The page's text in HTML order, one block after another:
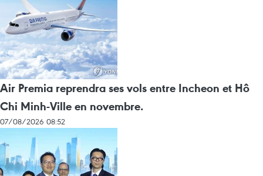
Air Premia reprendra ses vols entre Incheon et Hô
Chi Minh-Ville en novembre.
07/08/2026 08:52